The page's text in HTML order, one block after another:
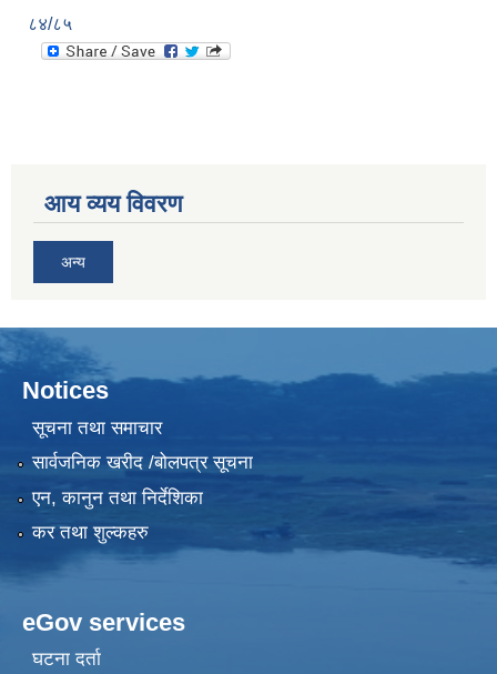
८४/८५
आय व्यय विवरण
अन्य
Notices
सूचना तथा समाचार
सार्वजनिक खरीद /बोलपत्र सूचना
एन, कानुन तथा निर्देशिका
कर तथा शुल्कहरु
eGov services
घटना दर्ता